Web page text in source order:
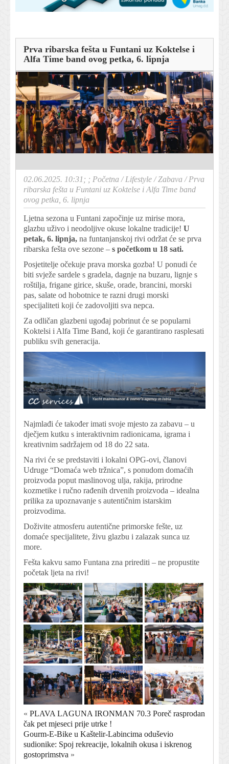
Prva ribarska fešta u Funtani uz Koktelse i
Alfa Time band ovog petka, 6. lipnja
02.06.2025. 10:31; ; Početna /Lifestyle /Zabava /Prva
ribarska fešta u Funtani uz Koktelse i Alfa Time band
ovog petka, 6. lipnja
Ljetna sezona u Funtani započinje uz mirise mora,
glazbu uživo i neodoljive okuse lokalne tradicije! U
petak, 6. lipnja, na funtanjanskoj rivi održat će se prva
ribarska fešta ove sezone – s početkom u 18 sati.
Posjetitelje očekuje prava morska gozba! U ponudi će
biti svježe sardele s gradela, dagnje na buzaru, lignje s
roštilja, frigane girice, skuše, orade, brancini, morski
pas, salate od hobotnice te razni drugi morski
specijaliteti koji će zadovoljiti sva nepca.
Za odličan glazbeni ugođaj pobrinut će se popularni
Koktelsi i Alfa Time Band, koji će garantirano rasplesati
publiku svih generacija.
Najmlađi će također imati svoje mjesto za zabavu – u
dječjem kutku s interaktivnim radionicama, igrama i
kreativnim sadržajem od 18 do 22 sata.
Na rivi će se predstaviti i lokalni OPG-ovi, članovi
Udruge “Domaća web tržnica”, s ponudom domaćih
proizvoda poput maslinovog ulja, rakija, prirodne
kozmetike i ručno rađenih drvenih proizvoda – idealna
prilika za upoznavanje s autentičnim istarskim
proizvodima.
Doživite atmosferu autentične primorske fešte, uz
domaće specijalitete, živu glazbu i zalazak sunca uz
more.
Fešta kakvu samo Funtana zna prirediti – ne propustite
početak ljeta na rivi!
« PLAVA LAGUNA IRONMAN 70.3 Poreč rasprodan
čak pet mjeseci prije utrke !
Gourm-E-Bike u Kaštelir-Labincima oduševio
sudionike: Spoj rekreacije, lokalnih okusa i iskrenog
gostoprimstva »